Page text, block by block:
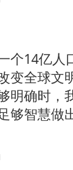
个14亿人
变全球文
明确时，
够智慧做